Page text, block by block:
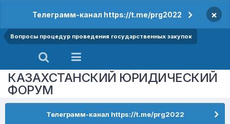
Телеграмм-канал https://t.me/prg2022 ×
Вопросы процедур проведения государственных закупок
КАЗАХСТАНСКИЙ ЮРИДИЧЕСКИЙ
ФОРУМ
Телеграмм-канал https://t.me/prg2022